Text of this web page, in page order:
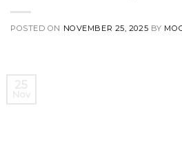
POSTED ON NOVEMBER 25, 2025 BY